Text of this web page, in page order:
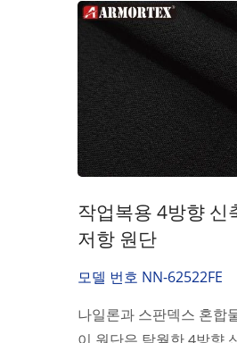
작업복용 4방향 신
저항 원단
모델 번호 NN-62522FE
나일론과 스판덱스 혼합
ISO 27001